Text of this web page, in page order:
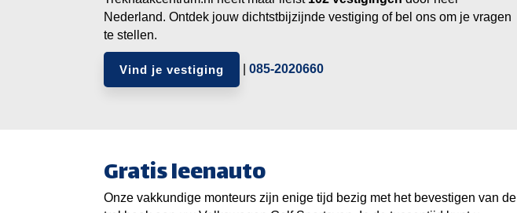
Nederland. Ontdek jouw dichtstbijzijnde vestiging of bel ons om je vragen
te stellen.
Vind je vestiging 085-2020660
Gratis leenauto
Onze vakkundige monteurs zijn enige tijd bezig met het bevestigen van de